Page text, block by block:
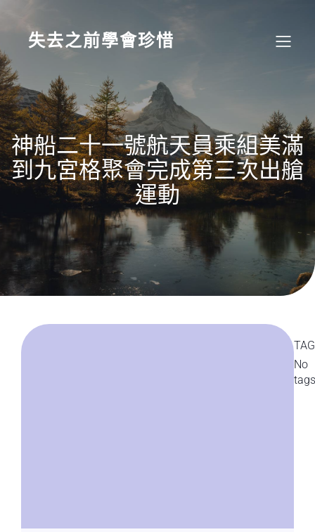
content
失去之前學會珍惜
神船二十一號航天員乘組美滿
到九宮格聚會完成第三次出艙
運動
No
tags